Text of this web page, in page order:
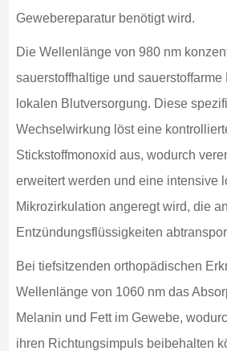
Gewebereparatur benötigt wird.
Die Wellenlänge von 980 nm
sauerstoffhaltige und
lokalen Blutversorgung. Diese
Wechselwirkung löst eine
Stickstoffmonoxid aus, wodurch
erweitert werden und eine intensive
Mikrozirkulation angeregt wird, die
Entzündungsflüssigkeiten
Bei tiefsitzenden orthopädischen
Wellenlänge von 1060 nm das
Melanin und Fett im Gewebe,
ihren Richtungsimpuls beibehalten